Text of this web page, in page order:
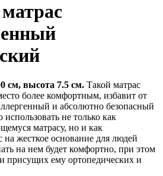
см, высота 7.5 см. Такой матрас
более комфортным, избавит от
и абсолютно безопасный
не только как
матрасу, но и как
на жесткое основание для людей
на нем будет комфортно, при этом
присущих ему ортопедических и